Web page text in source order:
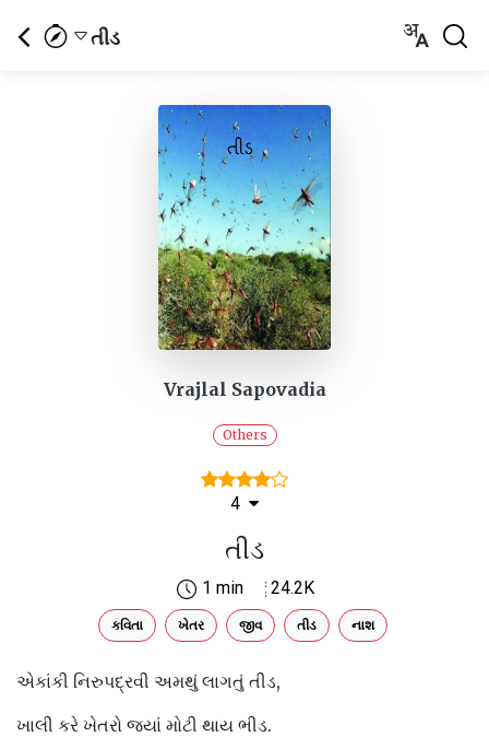
તીડ
Vrajlal Sapovadia
Others
4
તીડ
1 min 24.2K
કવિતા ખેતર જીવ તીડ નાશ
એકાંકી નિરુપદ્રવી અમથું લાગતું તીડ,
ખાલી કરે ખેતરો જ્યાં મોટી થાય ભીડ.